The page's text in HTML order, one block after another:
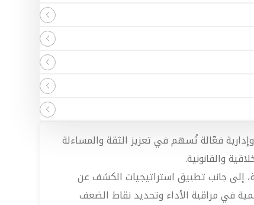
فعّالة تُسهم في تعزيز الثقة والمساءلة
والقانونية.
إلى جانب تطبيق استراتيجيات الكشف عن
في مراقبة الأداء وتحديد نقاط الضعف